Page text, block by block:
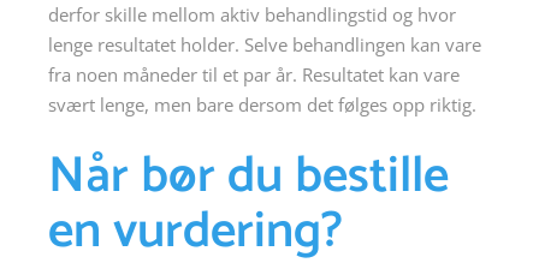
derfor skille mellom aktiv behandlingstid og hvor
lenge resultatet holder. Selve behandlingen kan vare
fra noen måneder til et par år. Resultatet kan vare
svært lenge, men bare dersom det følges opp riktig.
Når bør du bestille
en vurdering?